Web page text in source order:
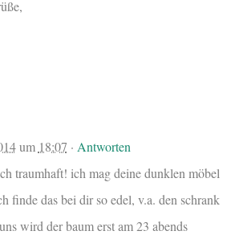
um 18:07 · Antworten
traumhaft! ich mag deine dunklen möbel
finde das bei dir so edel, v.a. den schrank
wird der baum erst am 23 abends